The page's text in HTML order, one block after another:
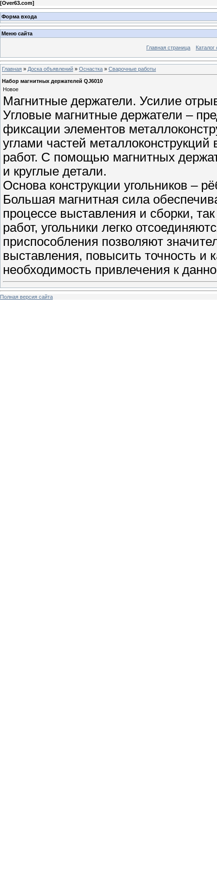
[Over63.com]
Форма входа
Меню сайта
Главная страница Каталог
Главная » Доска объявлений » Оснастка » Сварочные работы
Набор магнитных держателей QJ6010
Новое
Магнитные держатели. Усилие
Угловые магнитные держатели –
фиксации элементов
углами частей
работ. С помощью магнитных
и круглые детали.
Основа конструкции угольников –
Большая магнитная сила
процессе выставления и сборки,
работ, угольники легко
приспособления позволяют
выставления, повысить точность и
необходимость привлечения к
Полная версия сайта